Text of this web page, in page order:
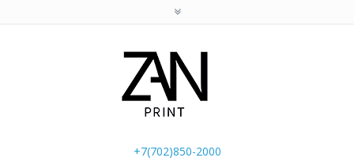
+7(702)850-2000